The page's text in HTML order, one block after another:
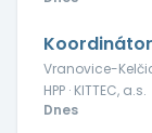
Vranovice-
HPP · KITTEC, a.s.
Dnes